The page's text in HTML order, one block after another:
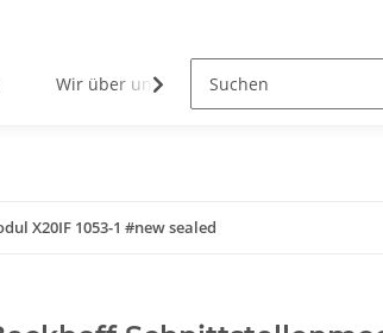
Wir über uns
X20IF 1053-1 #new sealed